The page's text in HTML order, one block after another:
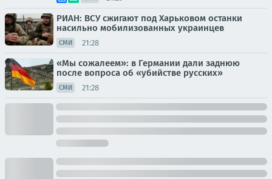
РИАН: ВСУ сжигают под Харьковом останки
насильно мобилизованных украинцев
СМИ 21:28
«Мы сожалеем»: в Германии дали заднюю
после вопроса об «убийстве русских»
СМИ 21:28